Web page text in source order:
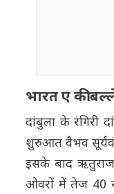
भारत ए की
दांबुला के रंगिरी
शुरुआत वैभव
इसके बाद
ओवरों में तेज 40